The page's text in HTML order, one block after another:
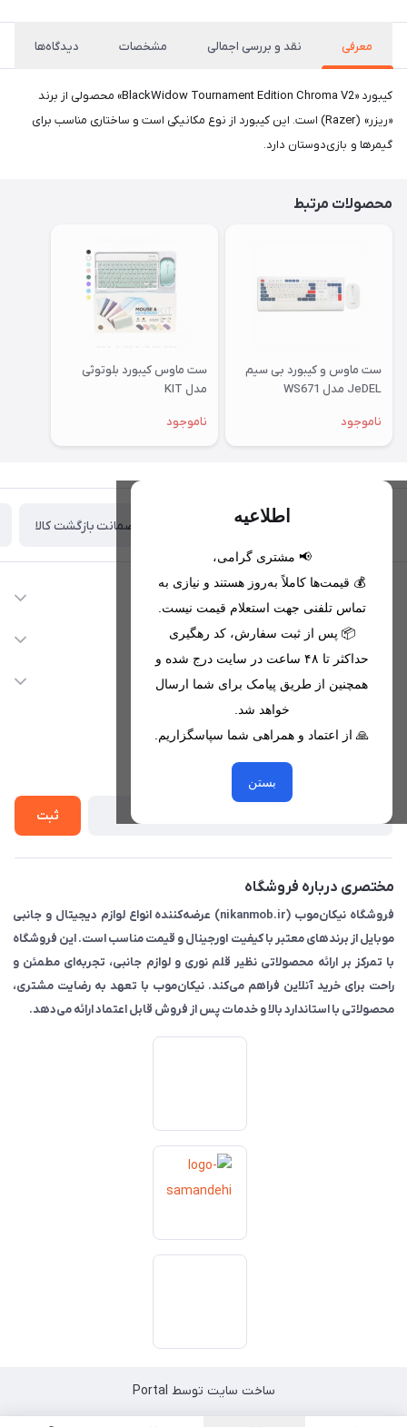
معرفی نقد و بررسی اجمالی مشخصات دیدگاه‌ها
کیبورد «BlackWidow Tournament Edition Chroma V2» محصولی از برند
«ریزر» (Razer) است. این کیبورد از نوع مکانیکی است و ساختاری مناسب برای
گیمرها و بازی‌دوستان دارد.
محصولات مرتبط
ست ماوس و کیبورد بی سیم
JeDEL مدل WS671
ناموجود
ست ماوس کیبورد بلوتوثی
مدل KIT
ناموجود
اطلاعیه
📢 مشتری گرامی،
💰 قیمت‌ها کاملاً به‌روز هستند و نیازی به
تماس تلفنی جهت استعلام قیمت نیست.
📦 پس از ثبت سفارش، کد رهگیری
حداکثر تا ۴۸ ساعت در سایت درج شده و
همچنین از طریق پیامک برای شما ارسال
خواهد شد.
🙏 از اعتماد و همراهی شما سپاسگزاریم.
بستن
تحویل اکسپرس(با هماهنگی) ضمانت بازگشت کالا
اطلاعات تماس
09221680256 - 09373782289
nikanmobstore@gmail.com
هرمزگان، بندرخمیر، شهرک رودبار
دسترسی سریع
لیست محصولات
خدمات مشتریان
حریم خصوصی
از جدید‌ترین تخفیف‌ها با‌ خبر شوید
ثبت
مختصری درباره فروشگاه
فروشگاه نیکان‌موب (nikanmob.ir) عرضه‌کننده انواع لوازم دیجیتال و جانبی
موبایل از برندهای معتبر با کیفیت اورجینال و قیمت مناسب است. این فروشگاه
با تمرکز بر ارائه محصولاتی نظیر قلم نوری و لوازم جانبی، تجربه‌ای مطمئن و
راحت برای خرید آنلاین فراهم می‌کند. نیکان‌موب با تعهد به رضایت مشتری،
محصولاتی با استاندارد بالا و خدمات پس از فروش قابل اعتماد ارائه می‌دهد.
ساخت سایت توسط Portal